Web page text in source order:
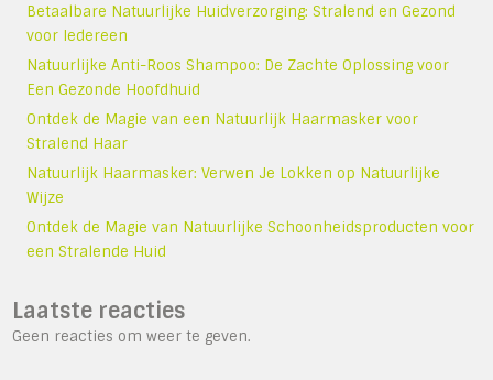
Betaalbare Natuurlijke Huidverzorging: Stralend en Gezond
voor Iedereen
Natuurlijke Anti-Roos Shampoo: De Zachte Oplossing voor
Een Gezonde Hoofdhuid
Ontdek de Magie van een Natuurlijk Haarmasker voor
Stralend Haar
Natuurlijk Haarmasker: Verwen Je Lokken op Natuurlijke
Wijze
Ontdek de Magie van Natuurlijke Schoonheidsproducten voor
een Stralende Huid
Laatste reacties
Geen reacties om weer te geven.